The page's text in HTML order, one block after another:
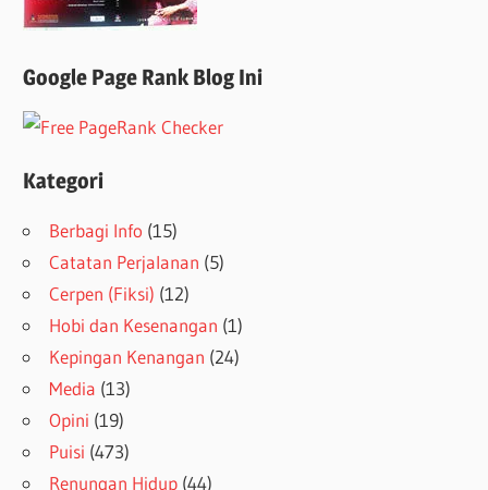
Google Page Rank Blog Ini
Kategori
Berbagi Info (15)
Catatan Perjalanan (5)
Cerpen (Fiksi) (12)
Hobi dan Kesenangan (1)
Kepingan Kenangan (24)
Media (13)
Opini (19)
Puisi (473)
Renungan Hidup (44)